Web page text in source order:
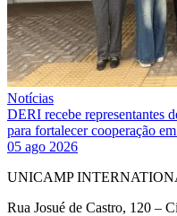
Notícias
DERI recebe representantes
para fortalecer cooperação
05 ago 2026
UNICAMP
Rua Josué de Castro, 120 –